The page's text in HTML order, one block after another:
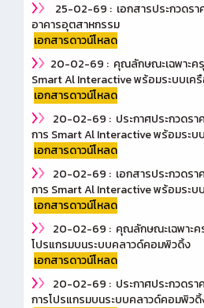
25-02-69 : เอกสารประกวดร
อาคารอุตสาหกรรม
เอกสารดาวน์โหลด
20-02-69 : คุณลักษณะเฉพาะค
Smart Al Interactive พร้อมระบบเค
เอกสารดาวน์โหลด
20-02-69 : ประกาศประกวดร
การ Smart Al Interactive พร้อมระบ
เอกสารดาวน์โหลด
20-02-69 : เอกสารประกวดร
การ Smart Al Interactive พร้อมระบ
เอกสารดาวน์โหลด
20-02-69 : คุณลักษณะเฉพาะ
โปรแกรมบนระบบคลาวด์คอมพิวดิ้ง
เอกสารดาวน์โหลด
20-02-69 : ประกาศประกวดร
การโปรแกรมบนระบบคลาวด์คอมพิว